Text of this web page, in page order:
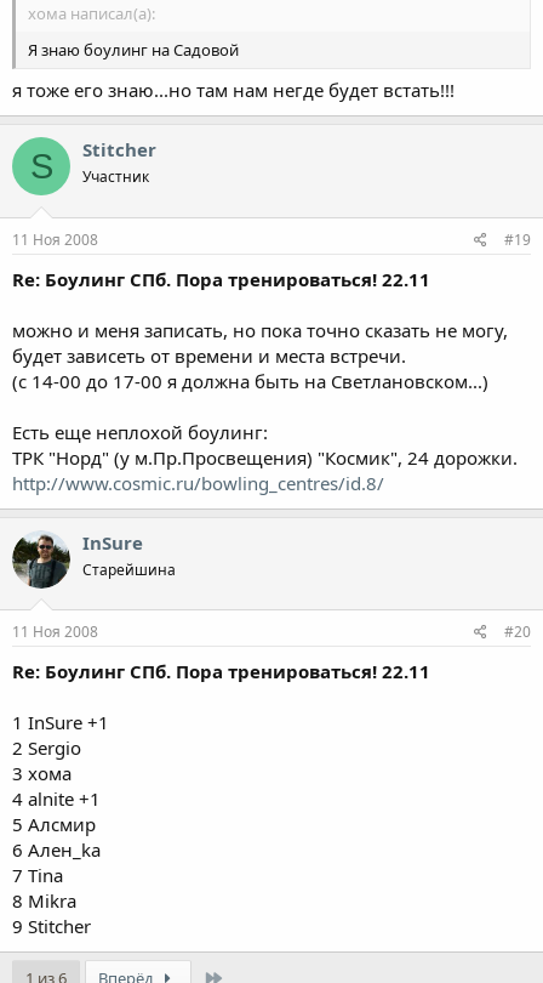
хома написал(а):
Я знаю боулинг на Садовой
я тоже его знаю...но там нам негде будет встать!!!
S Stitcher
Участник
11 Ноя 2008 #19
Re: Боулинг СПб. Пора тренироваться! 22.11
можно и меня записать, но пока точно сказать не могу,
будет зависеть от времени и места встречи.
(с 14-00 до 17-00 я должна быть на Светлановском...)
Есть еще неплохой боулинг:
ТРК "Норд" (у м.Пр.Просвещения) "Космик", 24 дорожки.
http://www.cosmic.ru/bowling_centres/id.8/
InSure
Старейшина
11 Ноя 2008 #20
Re: Боулинг СПб. Пора тренироваться! 22.11
1 InSure +1
2 Sergio
3 хома
4 alnite +1
5 Алсмир
6 Ален_ka
7 Tina
8 Mikra
9 Stitcher
1 из 6 Вперёд